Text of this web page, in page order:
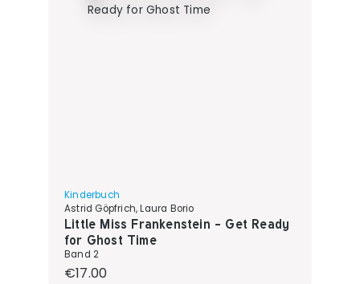
Kinderbuch
Astrid Göpfrich, Laura Borio
Little Miss Frankenstein - Get Ready
for Ghost Time
Band 2
Regular price:
€17.00